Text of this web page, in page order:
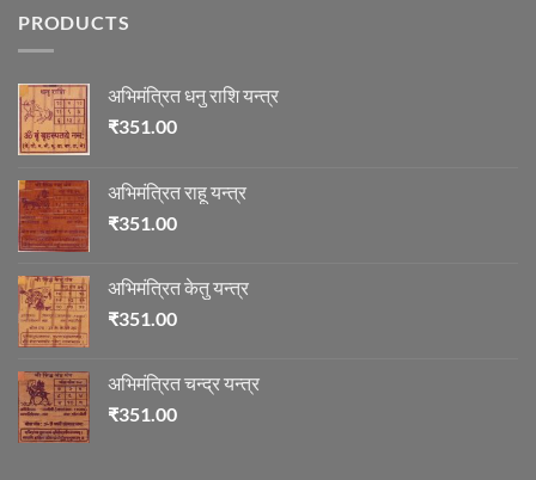
में
PRODUCTS
अभिमंत्रित धनु राशि यन्त्र
₹351.00
अभिमंत्रित राहू यन्त्र
₹351.00
अभिमंत्रित केतु यन्त्र
₹351.00
अभिमंत्रित चन्द्र यन्त्र
₹351.00